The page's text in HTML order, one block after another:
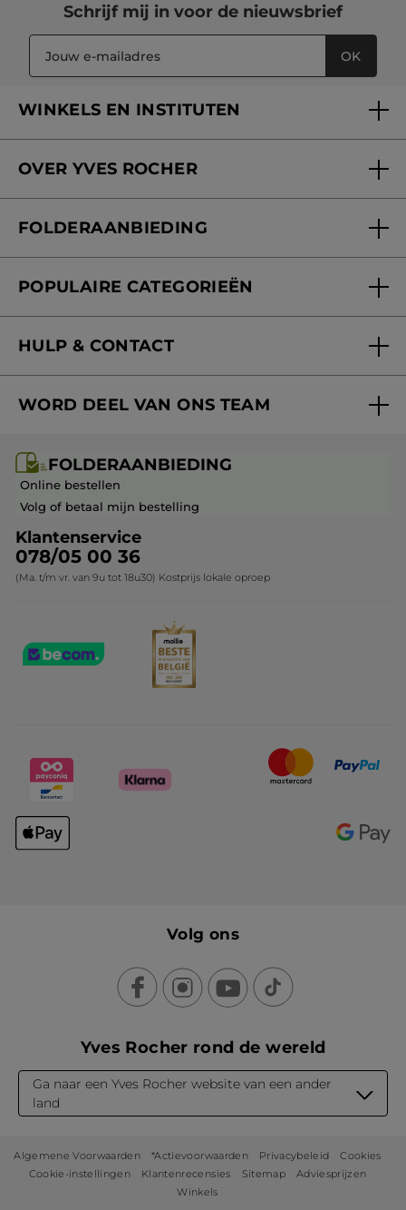
Schrijf mij in voor de nieuwsbrief
OK
WINKELS EN INSTITUTEN
Verzorging in onze Schoonheidsinstituten
OVER YVES ROCHER
Onze beloften
Blog Act Beautiful
FOLDERAANBIEDING
POPULAIRE CATEGORIEËN
Aanbiedingen
Cadeau-ideeën
Kerstcollectie
HULP & CONTACT
Mijn geschenken
Veelgestelde vragen
Contact opnemen
WORD DEEL VAN ONS TEAM
Franchisenemer of bedrijfsleider worden
FOLDERAANBIEDING
Online bestellen
Volg of betaal mijn bestelling
Klantenservice
078/05 00 36
(Ma. t/m vr. van 9u tot 18u30) Kostprijs lokale oproep
Volg ons
Yves Rocher rond de wereld
Ga naar een Yves Rocher website van een ander
land
Algemene Voorwaarden *Actievoorwaarden Privacybeleid
Cookies
Cookie-instellingen
Klantenrecensies Sitemap
Adviesprijzen
Winkels